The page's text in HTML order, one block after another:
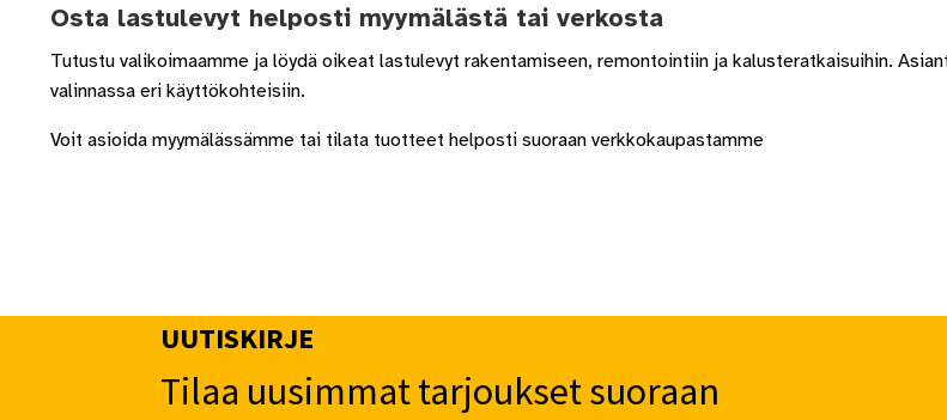
Osta lastulevyt helposti myymälästä tai verkosta
Tutustu valikoimaamme ja löydä oikeat lastulevyt rakentamiseen, remontointiin ja kalusteratkaisuihin.
valinnassa eri käyttökohteisiin.
Voit asioida myymälässämme tai tilata tuotteet helposti suoraan verkkokaupastamme
UUTISKIRJE
Tilaa uusimmat tarjoukset suoraan